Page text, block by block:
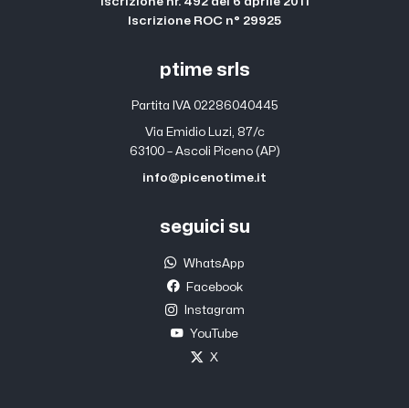
Iscrizione ROC n° 29925
ptime srls
Partita IVA 02286040445
Via Emidio Luzi, 87/c
63100 – Ascoli Piceno (AP)
info@picenotime.it
seguici su
WhatsApp
Facebook
Instagram
YouTube
X